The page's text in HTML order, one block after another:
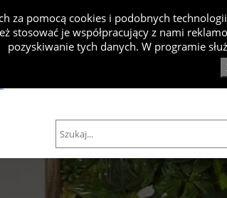
Projekty Inspiracje
za pomocą cookies i podobnych
stosować je współpracujący z nami
pozyskiwanie tych danych. W programie